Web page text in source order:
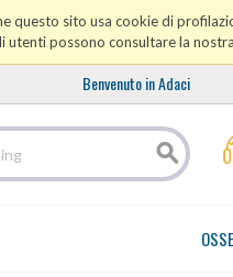
questo sito usa cookie di
utenti possono consultare la nostra
Benvenuto in Adaci